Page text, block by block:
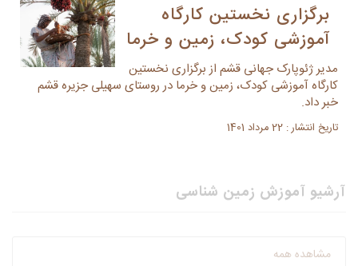
برگزاری نخستین کارگاه
آموزشی کودک، زمین و خرما
مدیر ژئوپارک جهانی قشم از برگزاری نخستین
کارگاه آموزشی کودک، زمین و خرما در روستای سهیلی جزیره قشم
خبر داد.
تاریخ انتشار : 22 مرداد 1401
آرشیو آموزش زمین شناسی
مشاهده همه